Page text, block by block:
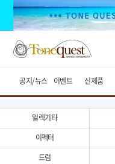
공지/뉴스 이벤트 신제품
일렉기타
이펙터
드럼